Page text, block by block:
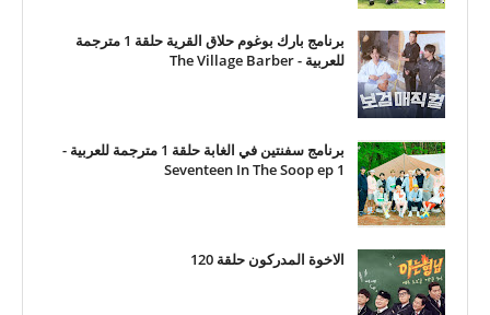
برنامج بارك بوغوم حلاق القرية حلقة 1 مترجمة
للعربية - The Village Barber
برنامج سفنتين في الغابة حلقة 1 مترجمة للعربية -
Seventeen In The Soop ep 1
الاخوة المدركون حلقة 120